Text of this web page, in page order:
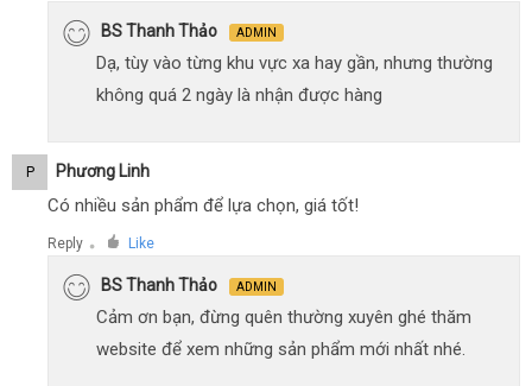
BS Thanh Thảo ADMIN
Dạ, tùy vào từng khu vực xa hay gần, nhưng thường
không quá 2 ngày là nhận được hàng
P Phương Linh
Có nhiều sản phẩm để lựa chọn, giá tốt!
Reply ● Like
BS Thanh Thảo ADMIN
Cảm ơn bạn, đừng quên thường xuyên ghé thăm
website để xem những sản phẩm mới nhất nhé.